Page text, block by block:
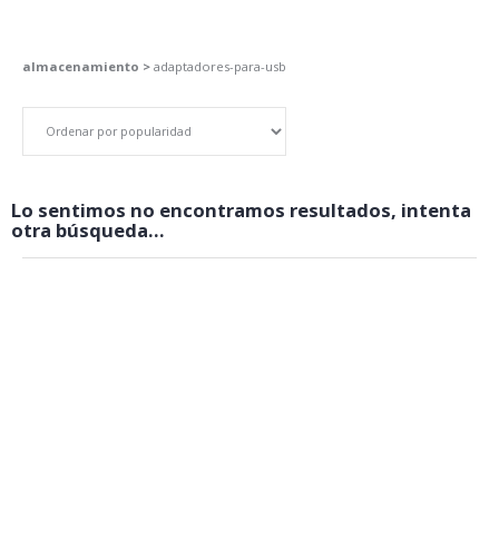
almacenamiento > adaptadores-para-usb
Lo sentimos no encontramos resultados, intenta
otra búsqueda...